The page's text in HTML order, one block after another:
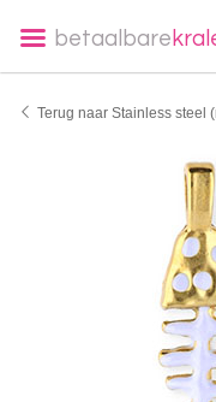
betaalbare
Terug naar Stainless steel